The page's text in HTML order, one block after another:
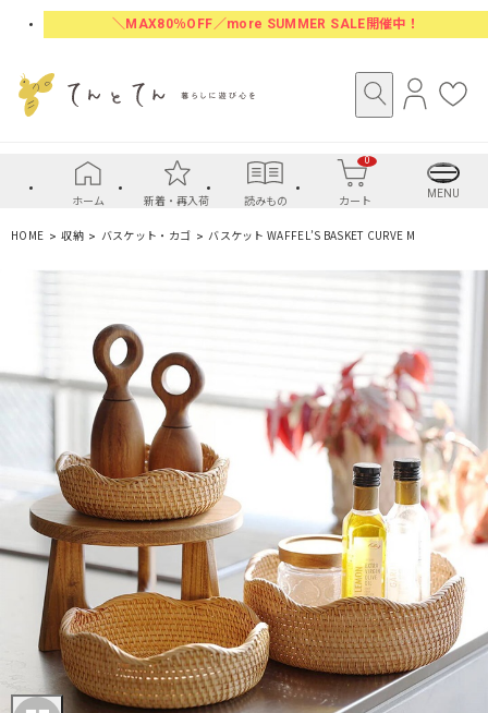
＼MAX80％OFF／more SUMMER SALE開催中！
に
入
り
ホーム 新着・再入荷 読みもの カート
0
MENU
HOME 収納 バスケット・カゴ バスケット WAFFEL’S BASKET CURVE M